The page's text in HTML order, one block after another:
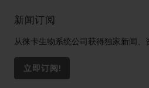
新闻订阅
从徕卡生物系统公司获得独家新闻、
立即订阅!